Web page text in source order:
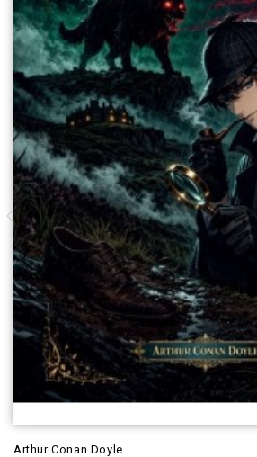
Arthur Conan Doyle